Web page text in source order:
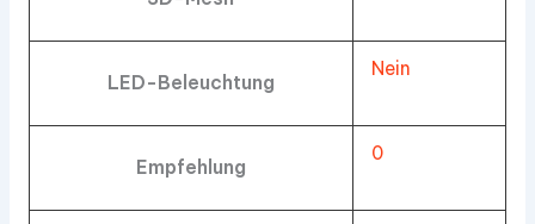
LED-Beleuchtung
Nein
Empfehlung
0